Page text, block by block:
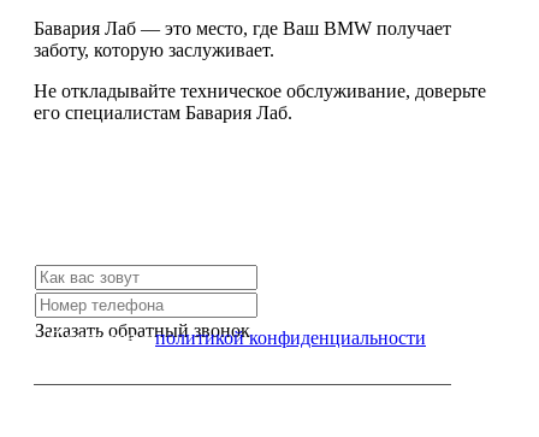
Бавария Лаб — это место, где Ваш BMW получает
заботу, которую заслуживает.
Не откладывайте техническое обслуживание, доверьте
его специалистам Бавария Лаб.
Заказать обратный звонок
Я согласен сполитикой конфиденциальности